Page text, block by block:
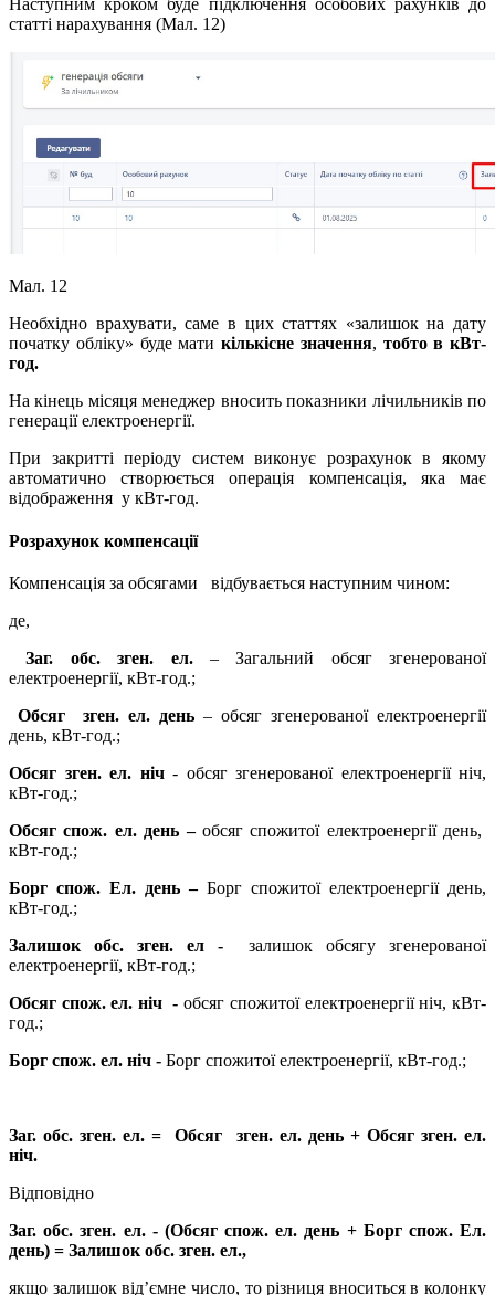
статті нарахування (Мал. 12)
Мал. 12
Необхідно врахувати, саме в цих статтях «залишок на дату
початку обліку» буде мати кількісне значення, тобто в кВт-
год.
На кінець місяця менеджер вносить показники лічильників по
генерації електроенергії.
При закритті періоду систем виконує розрахунок в якому
автоматично створюється операція компенсація, яка має
відображення у кВт-год.
Розрахунок компенсації
Компенсація за обсягами відбувається наступним чином:
де,
Заг. обс. зген. ел.– Загальний обсяг згенерованої
електроенергії, кВт-год.;
Обсяг зген. ел. день – обсяг згенерованої електроенергії
день, кВт-год.;
Обсяг зген. ел. ніч- обсяг згенерованої електроенергії ніч,
кВт-год.;
Обсяг спож. ел. день – обсяг спожитої електроенергії день,
кВт-год.;
Борг спож. Ел. день – Борг спожитої електроенергії день,
кВт-год.;
Залишок обс. зген. ел -залишок обсягу згенерованої
електроенергії, кВт-год.;
Обсяг спож. ел. ніч -обсяг спожитої електроенергії ніч, кВт-
год.;
Борг спож. ел. ніч - Борг спожитої електроенергії, кВт-год.;
Заг. обс. зген. ел. = Обсяг зген. ел. день + Обсяг зген. ел.
ніч.
Відповідно
Заг. обс. зген. ел. - (Обсяг спож. ел. день + Борг спож. Ел.
день) = Залишок обс. зген. ел.,
якщо залишок від’ємне число, то різниця вноситься в колонку